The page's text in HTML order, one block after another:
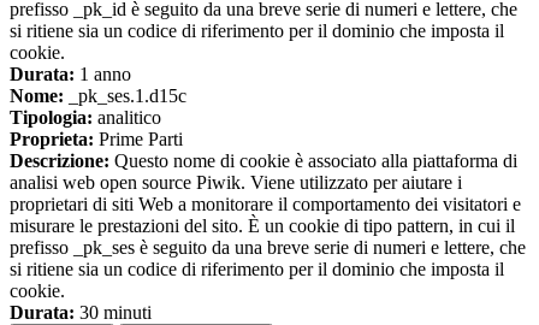
prefisso _pk_id è seguito da una breve serie di numeri e lettere, che
si ritiene sia un codice di riferimento per il dominio che imposta il
cookie.
Durata: 1 anno
Nome: _pk_ses.1.d15c
Tipologia: analitico
Proprieta: Prime Parti
Descrizione: Questo nome di cookie è associato alla piattaforma di
analisi web open source Piwik. Viene utilizzato per aiutare i
proprietari di siti Web a monitorare il comportamento dei visitatori e
misurare le prestazioni del sito. È un cookie di tipo pattern, in cui il
prefisso _pk_ses è seguito da una breve serie di numeri e lettere, che
si ritiene sia un codice di riferimento per il dominio che imposta il
cookie.
Durata: 30 minuti